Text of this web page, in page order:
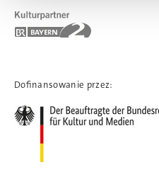
Dofinansowanie przez: